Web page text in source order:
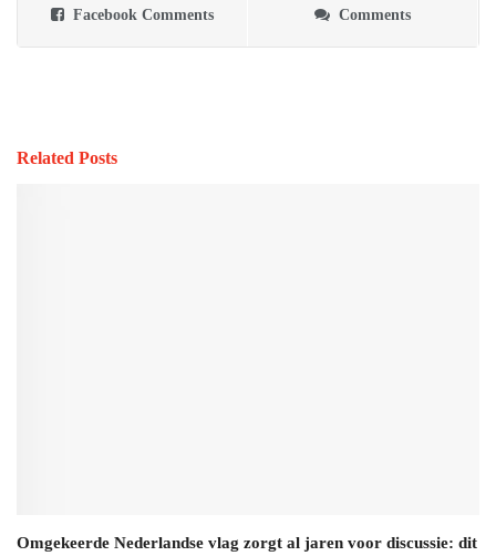
Facebook Comments Comments
Related Posts
Omgekeerde Nederlandse vlag zorgt al jaren voor discussie: dit